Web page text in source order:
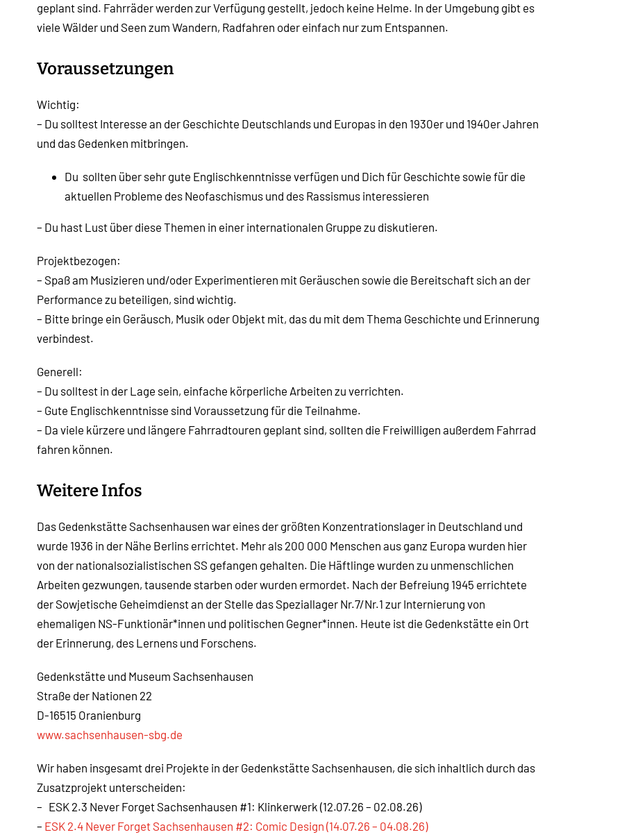
geplant sind. Fahrräder werden zur Verfügung gestellt, jedoch keine Helme. In der Umgebung gibt es
viele Wälder und Seen zum Wandern, Radfahren oder einfach nur zum Entspannen.
Voraussetzungen
Wichtig:
– Du solltest Interesse an der Geschichte Deutschlands und Europas in den 1930er und 1940er Jahren
und das Gedenken mitbringen.
Du sollten über sehr gute Englischkenntnisse verfügen und Dich für Geschichte sowie für die
aktuellen Probleme des Neofaschismus und des Rassismus interessieren
– Du hast Lust über diese Themen in einer internationalen Gruppe zu diskutieren.
Projektbezogen:
– Spaß am Musizieren und/oder Experimentieren mit Geräuschen sowie die Bereitschaft sich an der
Performance zu beteiligen, sind wichtig.
– Bitte bringe ein Geräusch, Musik oder Objekt mit, das du mit dem Thema Geschichte und Erinnerung
verbindest.
Generell:
– Du solltest in der Lage sein, einfache körperliche Arbeiten zu verrichten.
– Gute Englischkenntnisse sind Voraussetzung für die Teilnahme.
– Da viele kürzere und längere Fahrradtouren geplant sind, sollten die Freiwilligen außerdem Fahrrad
fahren können.
Weitere Infos
Das Gedenkstätte Sachsenhausen war eines der größten Konzentrationslager in Deutschland und
wurde 1936 in der Nähe Berlins errichtet. Mehr als 200 000 Menschen aus ganz Europa wurden hier
von der nationalsozialistischen SS gefangen gehalten. Die Häftlinge wurden zu unmenschlichen
Arbeiten gezwungen, tausende starben oder wurden ermordet. Nach der Befreiung 1945 errichtete
der Sowjetische Geheimdienst an der Stelle das Speziallager Nr.7/Nr.1 zur Internierung von
ehemaligen NS-Funktionär*innen und politischen Gegner*innen. Heute ist die Gedenkstätte ein Ort
der Erinnerung, des Lernens und Forschens.
Gedenkstätte und Museum Sachsenhausen
Straße der Nationen 22
D-16515 Oranienburg
www.sachsenhausen-sbg.de
Wir haben insgesamt drei Projekte in der Gedenkstätte Sachsenhausen, die sich inhaltlich durch das
Zusatzprojekt unterscheiden:
– ESK 2.3 Never Forget Sachsenhausen #1: Klinkerwerk (12.07.26 – 02.08.26)
– ESK 2.4 Never Forget Sachsenhausen #2: Comic Design (14.07.26 – 04.08.26)